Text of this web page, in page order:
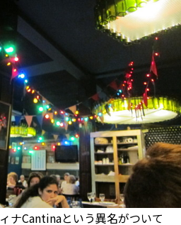
ナCantinaという異名がついて